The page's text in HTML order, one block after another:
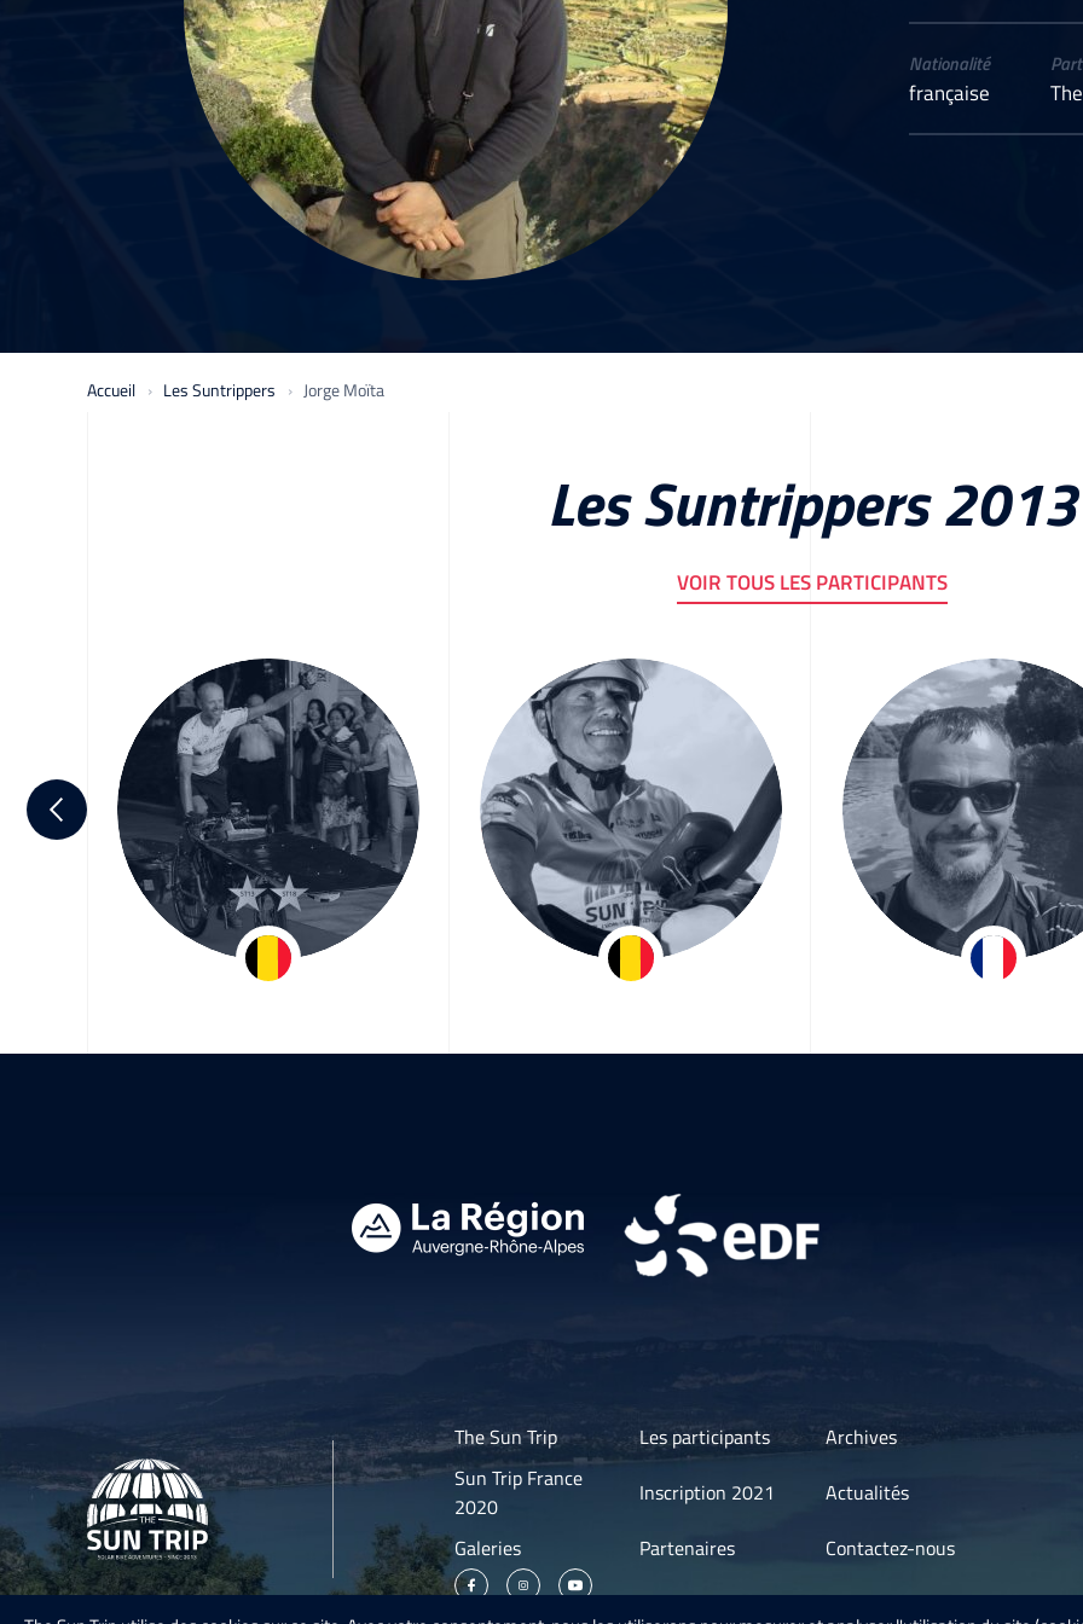
Nationalité
française
Accueil Les Suntrippers Jorge Moïta
Les Suntrippers 2013
VOIR TOUS LES PARTICIPANTS
Raf Van Hulle Dirk Huyghe Stéphane Briel
The Sun Trip Les participants
Archives
Sun Trip France
2020
Inscription 2021
Actualités
Galeries
Partenaires Contactez-nous